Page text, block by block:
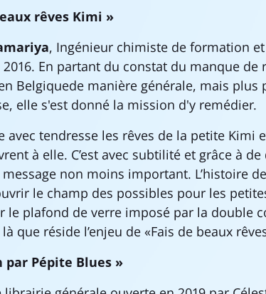
rêves Kimi »
, Ingénieur chimiste de formation
En partant du constat du manque de
Belgiquede manière générale, mais plus
elle s'est donné la mission d'y remédier.
avec tendresse les rêves de la petite Kimi
à elle. C’est avec subtilité et grâce à
non moins important. L’histoire
le champ des possibles pour les
le plafond de verre imposé par la double
que réside l’enjeu de «Fais de beaux
par Pépite Blues »